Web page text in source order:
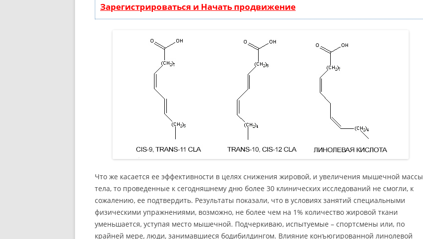
Зарегистрироваться и Начать продвижение
Что же касается ее эффективности в целях снижения жировой, и увеличения мышечной массы
тела, то проведенные к сегодняшнему дню более 30 клинических исследований не смогли, к
сожалению, ее подтвердить. Результаты показали, что в условиях занятий специальными
физическими упражнениями, возможно, не более чем на 1% количество жировой ткани
уменьшается, уступая место мышечной. Подчеркиваю, испытуемые – спортсмены или, по
крайней мере, люди, занимавшиеся бодибилдингом. Влияние конъюгированной линолевой